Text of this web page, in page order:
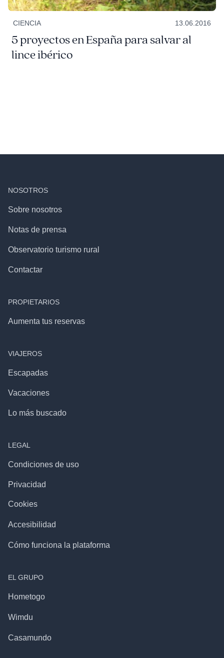
CIENCIA 13.06.2016
5 proyectos en España para salvar al
lince ibérico
NOSOTROS
Sobre nosotros
Notas de prensa
Observatorio turismo rural
Contactar
PROPIETARIOS
Aumenta tus reservas
VIAJEROS
Escapadas
Vacaciones
Lo más buscado
LEGAL
Condiciones de uso
Privacidad
Cookies
Accesibilidad
Cómo funciona la plataforma
EL GRUPO
Hometogo
Wimdu
Casamundo